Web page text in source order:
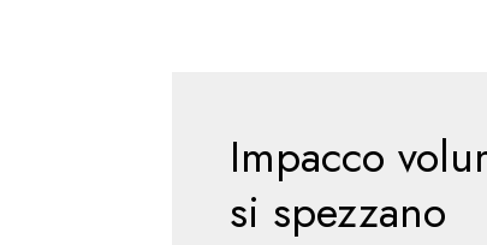
Impacco
si spezzano